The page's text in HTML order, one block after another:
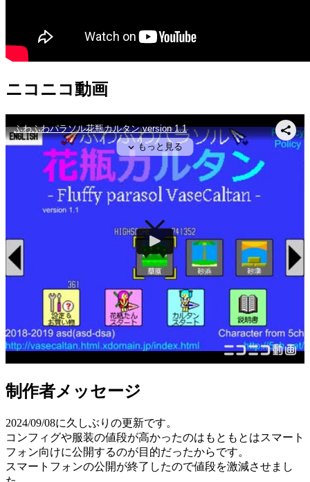
ニコニコ動画
制作者メッセージ
2024/09/08に久しぶりの更新です。
コンフィグや服装の値段が高かったのはもともとはスマート
フォン向けに公開するのが目的だったからです。
スマートフォンの公開が終了したので値段を激減させまし